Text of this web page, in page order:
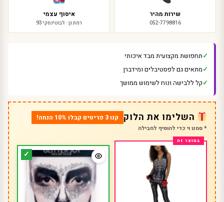
שירות מהיר
052-7798816
איסוף עצמי
רמת גן · ז'בוטינסקי 93
תחפושת מקצועית מבד איכותי
מתאים גם לפסטיבלים ומידברן
קל ללבישה ונוח לשימוש ממושך
השלימו את הלוק קנו 3 פריטים קבלו 10% הנחה!
* סמנו וי כדי להוסיף לחבילה